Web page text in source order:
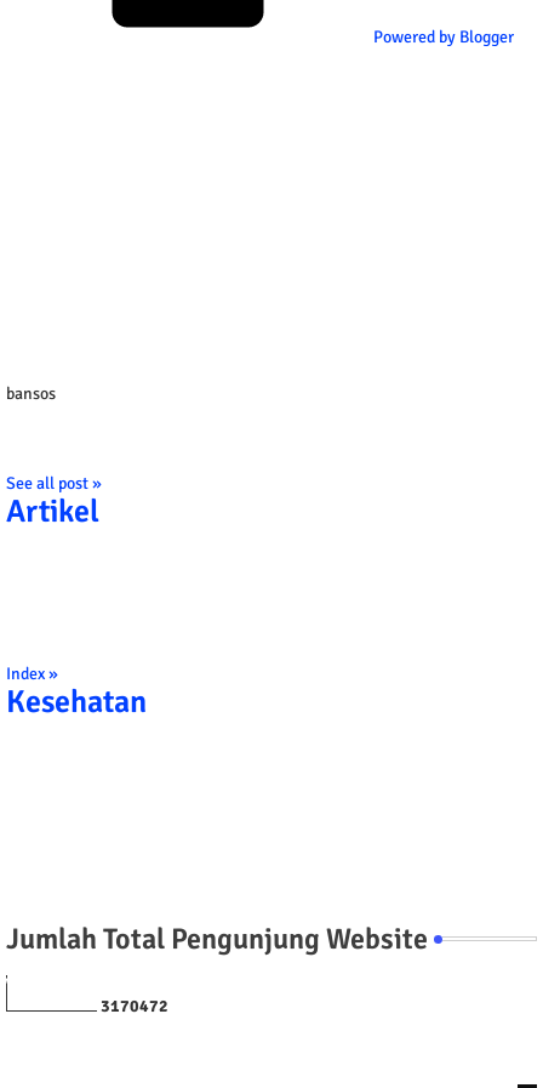
Powered by Blogger
bansos
See all post »
Artikel
Index »
Kesehatan
Jumlah Total Pengunjung Website
3170472